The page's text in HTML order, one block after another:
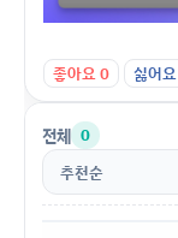
좋아요0 싫어요
전체 0